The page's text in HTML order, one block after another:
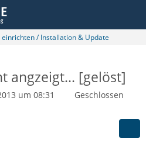
/ Installation & Update
angzeigt... [gelöst]
um 08:31
Geschlossen